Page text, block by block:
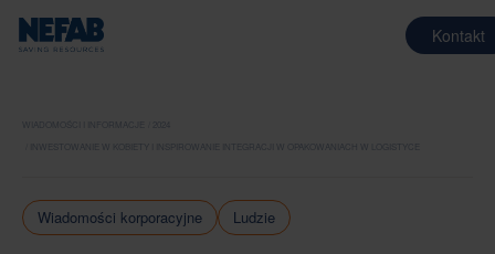
Kontakt
WIADOMOŚCI I INFORMACJE
INWESTOWANIE W KOBIETY I INSPIROWANIE INTEGRACJI W OPAKOWANIACH W LOGISTYCE
Wiadomości korporacyjne Ludzie